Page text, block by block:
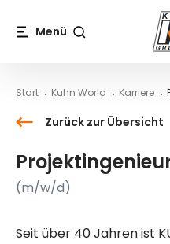
Projektingenieur Karriere und Jobs bei Kuhn
Menü
Start Kuhn World Karriere
Zurück zur Übersicht
(m/w/d)
Seit über 40 Jahren ist